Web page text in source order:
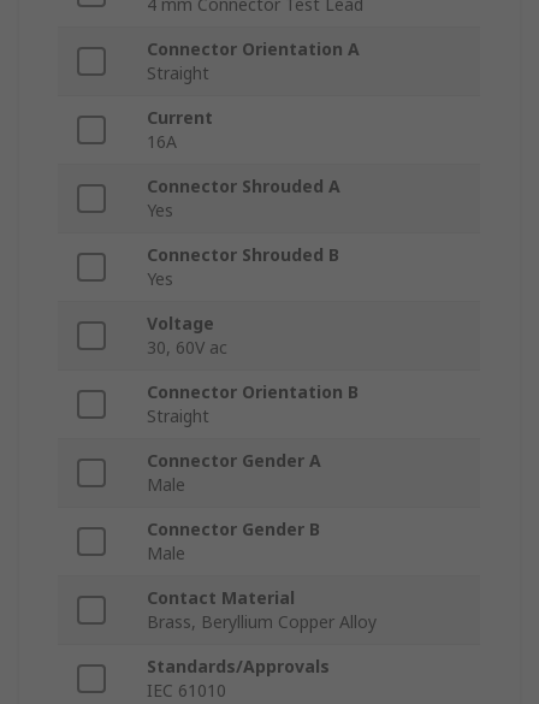
4 mm Connector Test Lead
Connector Orientation A
Straight
Current
16A
Connector Shrouded A
Yes
Connector Shrouded B
Yes
Voltage
30, 60V ac
Connector Orientation B
Straight
Connector Gender A
Male
Connector Gender B
Male
Contact Material
Brass, Beryllium Copper Alloy
Standards/Approvals
IEC 61010